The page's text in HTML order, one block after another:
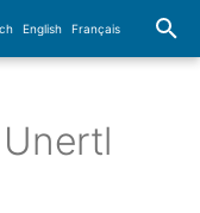
English Français
started with
- Report